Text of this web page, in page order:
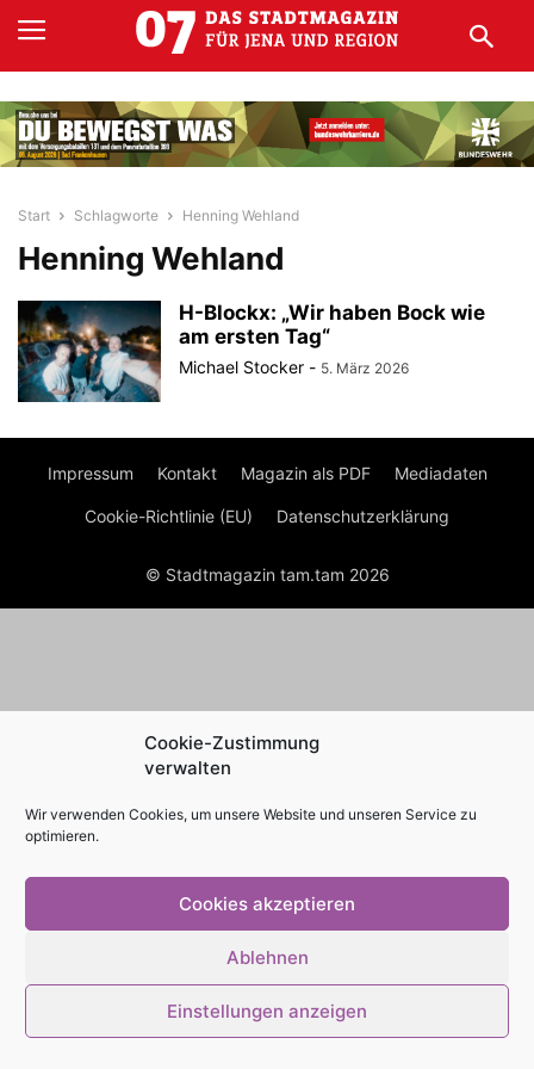
Cookie-Zustimmung
verwalten
Wir verwenden Cookies, um unsere Website und unseren Service zu
optimieren.
Cookies akzeptieren
Ablehnen
Einstellungen anzeigen
Start Schlagworte Henning Wehland
Henning Wehland
H-Blockx: „Wir haben Bock wie
am ersten Tag“
Michael Stocker - 5. März 2026
Impressum Kontakt Magazin als PDF Mediadaten
Cookie-Richtlinie (EU) Datenschutzerklärung
© Stadtmagazin tam.tam 2026